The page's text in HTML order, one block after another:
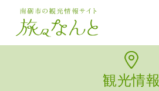
観光情報